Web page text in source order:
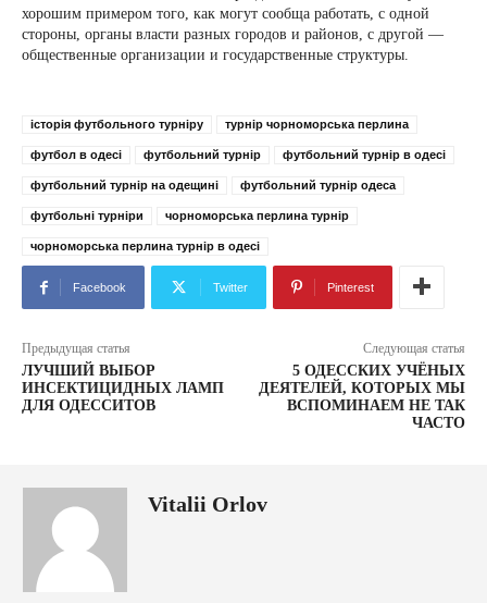
хорошим примером того, как могут сообща работать, с одной
стороны, органы власти разных городов и районов, с другой —
общественные организации и государственные структуры.
історія футбольного турніру турнір чорноморська перлина
футбол в одесі футбольний турнір футбольний турнір в одесі
футбольний турнір на одещині футбольний турнір одеса
футбольні турніри чорноморська перлина турнір
чорноморська перлина турнір в одесі
Facebook Twitter Pinterest
Предыдущая статья
ЛУЧШИЙ ВЫБОР
ИНСЕКТИЦИДНЫХ ЛАМП
ДЛЯ ОДЕССИТОВ
Следующая статья
5 ОДЕССКИХ УЧЁНЫХ
ДЕЯТЕЛЕЙ, КОТОРЫХ МЫ
ВСПОМИНАЕМ НЕ ТАК
ЧАСТО
Vitalii Orlov